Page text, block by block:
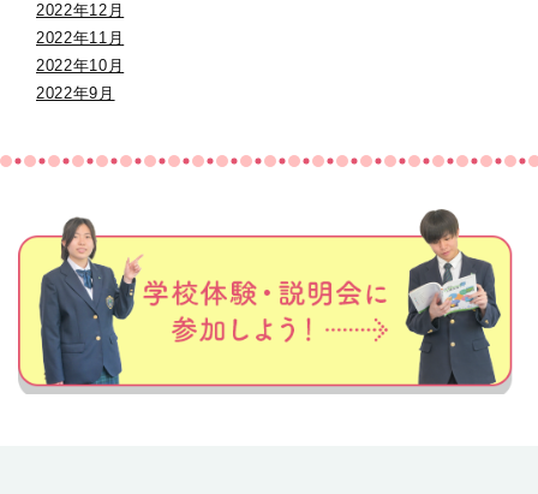
2022年12月
2022年11月
2022年10月
2022年9月